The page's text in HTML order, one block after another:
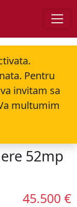
Pentru
invitam sa
multumim
52mp
45.500 €